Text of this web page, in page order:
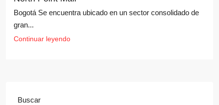
Bogotá Se encuentra ubicado en un sector consolidado de
gran...
Buscar